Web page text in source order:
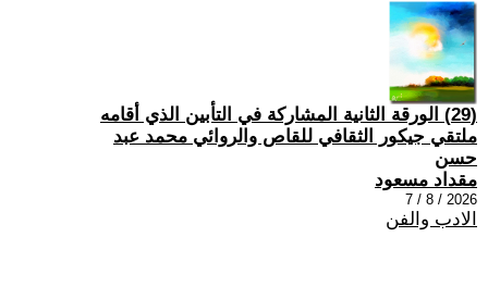
(29) الورقة الثانية المشاركة في التأبين الذي أقامه
ملتقي جيكور الثقافي للقاص والروائي محمد عبد
حسن
مقداد مسعود
2026 / 8 / 7
الادب والفن